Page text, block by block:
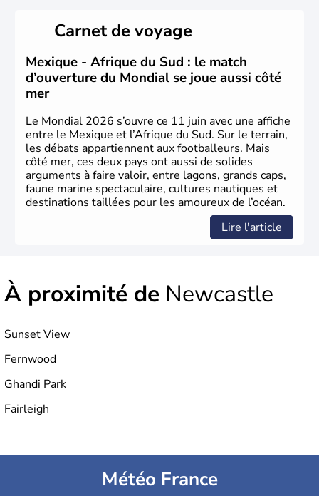
Mandela. Sa capitale administrative est aujourd'hui
Pretoria. L'Afrique du Sud est riche en ressources
minières, notamment avec l'or et le charbon.
Carnet de voyage
Mexique - Afrique du Sud : le match
d’ouverture du Mondial se joue aussi côté
mer
Le Mondial 2026 s’ouvre ce 11 juin avec une affiche
entre le Mexique et l’Afrique du Sud. Sur le terrain,
les débats appartiennent aux footballeurs. Mais
côté mer, ces deux pays ont aussi de solides
arguments à faire valoir, entre lagons, grands caps,
faune marine spectaculaire, cultures nautiques et
destinations taillées pour les amoureux de l’océan.
Lire l'article
À proximité de Newcastle
Sunset View
Fernwood
Ghandi Park
Fairleigh
Météo France